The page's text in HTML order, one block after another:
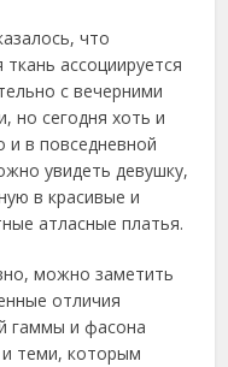
что
ткань ассоциируется
с вечерними
но сегодня хоть и
и в повседневной
увидеть девушку,
в красивые и
атласные платья.
можно заметить
отличия
гаммы и фасона
теми, которым